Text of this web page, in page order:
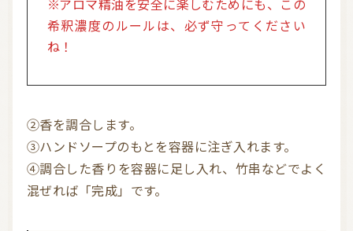
※アロマ精油を安全に楽しむためにも、この
希釈濃度のルールは、必ず守ってください
ね！
②香を調合します。
③ハンドソープのもとを容器に注ぎ入れます。
④調合した香りを容器に足し入れ、竹串などでよく
混ぜれば「完成」です。